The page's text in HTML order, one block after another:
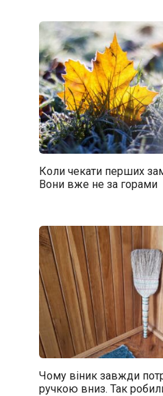
Коли чекати перших
Вони вже не за горами
Чому віник завжди
ручкою вниз. Так